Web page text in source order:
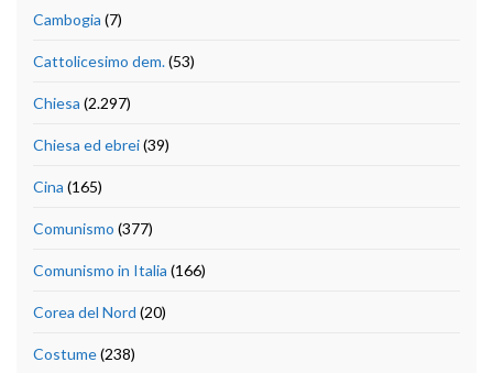
Cambogia (7)
Cattolicesimo dem.(53)
Chiesa (2.297)
Chiesa ed ebrei(39)
Cina (165)
Comunismo (377)
Comunismo in Italia (166)
Corea del Nord (20)
Costume(238)